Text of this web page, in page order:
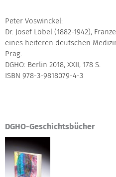
Peter Voswinckel:
Dr. Josef Löbel (1882-1942),
eines heiteren deutschen
Prag.
DGHO: Berlin 2018, XXII, 178 S.
ISBN 978-3-9818079-4-3
DGHO-Geschichtsbücher